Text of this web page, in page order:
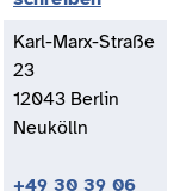
Karl-Marx-Straße
23
12043 Berlin
Neukölln
+49 30 39 06